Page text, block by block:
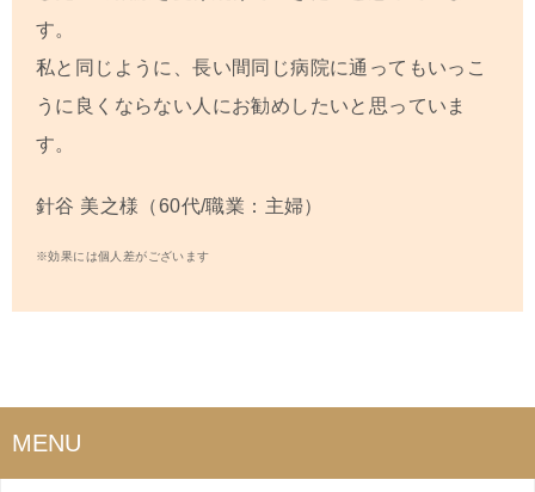
す。
私と同じように、長い間同じ病院に通ってもいっこ
うに良くならない人にお勧めしたいと思っていま
す。
針谷 美之様（60代/職業：主婦）
※効果には個人差がございます
MENU